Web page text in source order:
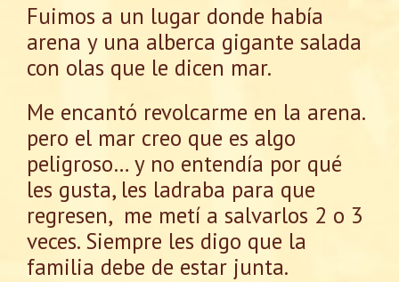
Fuimos a un lugar donde había
arena y una alberca gigante salada
con olas que le dicen mar.
Me encantó revolcarme en la arena.
pero el mar creo que es algo
peligroso… y no entendía por qué
les gusta, les ladraba para que
regresen, me metí a salvarlos 2 o 3
veces. Siempre les digo que la
familia debe de estar junta.